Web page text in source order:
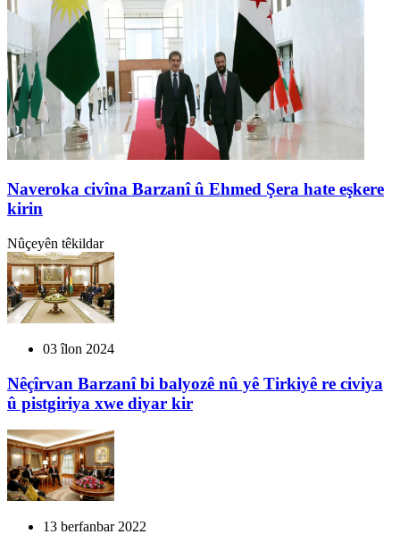
Naveroka civîna Barzanî û Ehmed Şera hate eşkere
kirin
Nûçeyên têkildar
03 îlon 2024
Nêçîrvan Barzanî bi balyozê nû yê Tirkiyê re civiya
û pistgiriya xwe diyar kir
13 berfanbar 2022